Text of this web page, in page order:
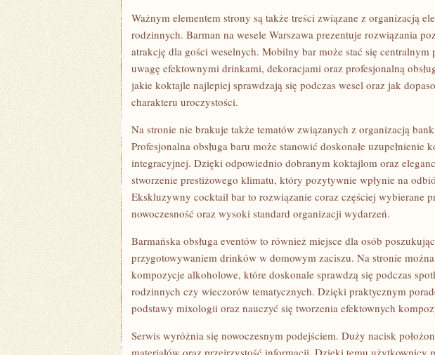
Ważnym elementem strony są także treści związane z organizacją
rodzinnych. Barman na wesele Warszawa prezentuje rozwiązania
atrakcję dla gości weselnych. Mobilny bar może stać się
uwagę efektownymi drinkami, dekoracjami oraz profesjonalną
jakie koktajle najlepiej sprawdzają się podczas wesel oraz jak
charakteru uroczystości.
Na stronie nie brakuje także tematów związanych z organizacją
Profesjonalna obsługa baru może stanowić doskonałe
integracyjnej. Dzięki odpowiednio dobranym koktajlom oraz
stworzenie prestiżowego klimatu, który pozytywnie wpłynie na
Ekskluzywny cocktail bar to rozwiązanie coraz częściej wybierane
nowoczesność oraz wysoki standard organizacji wydarzeń.
Barmańska obsługa eventów to również miejsce dla osób
przygotowywaniem drinków w domowym zaciszu. Na stronie
kompozycje alkoholowe, które doskonale sprawdzą się podczas
rodzinnych czy wieczorów tematycznych. Dzięki praktycznym
podstawy mixologii oraz nauczyć się tworzenia efektownych
Serwis wyróżnia się nowoczesnym podejściem. Duży nacisk
materiałów oraz przejrzystość informacji. Dzięki temu użytkownicy